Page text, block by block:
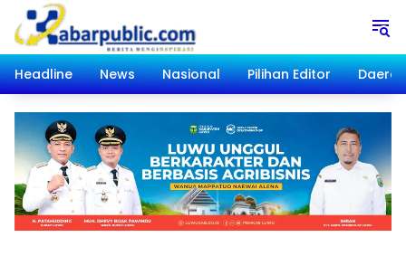
Langsung
konten
Headline
News Nasional Pilihan Editor Daerah